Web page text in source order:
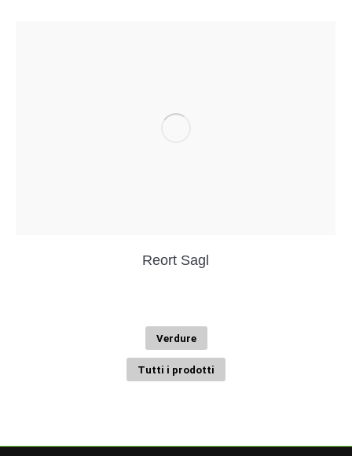
Reort Sagl
Verdure
Tutti i prodotti